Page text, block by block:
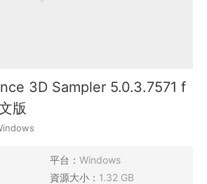
3D Sampler 5.0.3.7571 f
版
平台： Windows
資源大小： 1.32 GB